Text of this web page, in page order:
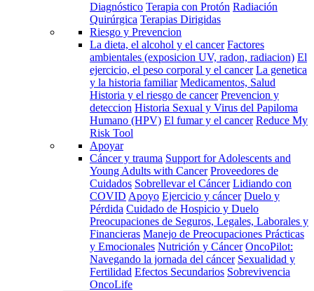
Diagnóstico Terapia con Protón Radiación
Quirúrgica Terapias Dirigidas
Riesgo y Prevencion
La dieta, el alcohol y el cancer Factores
ambientales (exposicion UV, radon, radiacion) El
ejercicio, el peso corporal y el cancer La genetica
y la historia familiar Medicamentos, Salud
Historia y el riesgo de cancer Prevencion y
deteccion Historia Sexual y Virus del Papiloma
Humano (HPV) El fumar y el cancer Reduce My
Risk Tool
Apoyar
Cáncer y trauma Support for Adolescents and
Young Adults with Cancer Proveedores de
Cuidados Sobrellevar el Cáncer Lidiando con
COVID Apoyo Ejercicio y cáncer Duelo y
Pérdida Cuidado de Hospicio y Duelo
Preocupaciones de Seguros, Legales, Laborales y
Financieras Manejo de Preocupaciones Prácticas
y Emocionales Nutrición y Cáncer OncoPilot:
Navegando la jornada del cáncer Sexualidad y
Fertilidad Efectos Secundarios Sobrevivencia
OncoLife